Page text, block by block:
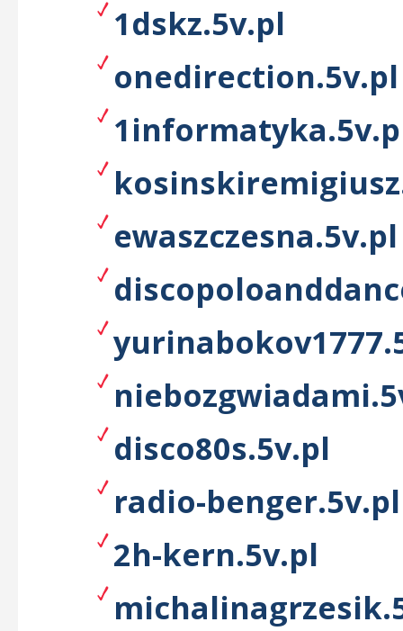
1dskz.5v.pl
onedirection.5v.pl
ewaszczesna.5v.pl
disco80s.5v.pl
radio-benger.5v.pl
2h-kern.5v.pl